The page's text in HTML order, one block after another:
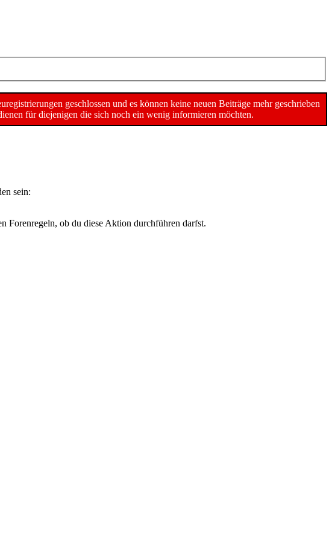
geschlossen und es können keine neuen Beiträge mehr geschrieben
für diejenigen die sich noch ein wenig informieren möchten.
sein:
Forenregeln, ob du diese Aktion durchführen darfst.